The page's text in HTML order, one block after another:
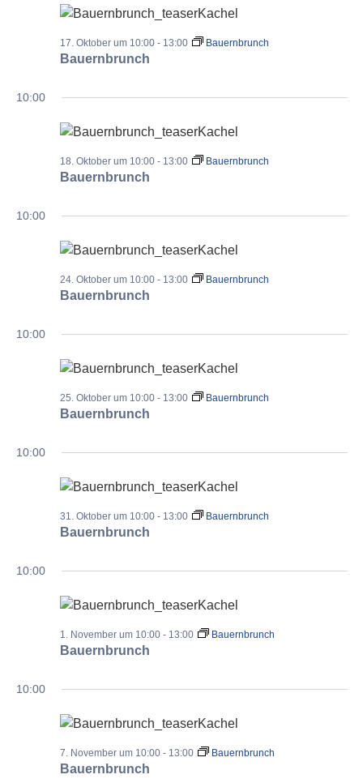
Bauernbrunch
17. Oktober um 10:00- 13:00 Bauernbrunch
10:00
Bauernbrunch
18. Oktober um 10:00- 13:00 Bauernbrunch
10:00
Bauernbrunch
24. Oktober um 10:00- 13:00 Bauernbrunch
10:00
Bauernbrunch
25. Oktober um 10:00- 13:00 Bauernbrunch
10:00
Bauernbrunch
31. Oktober um 10:00- 13:00 Bauernbrunch
10:00
Bauernbrunch
1. November um 10:00- 13:00 Bauernbrunch
10:00
Bauernbrunch
7. November um 10:00- 13:00 Bauernbrunch